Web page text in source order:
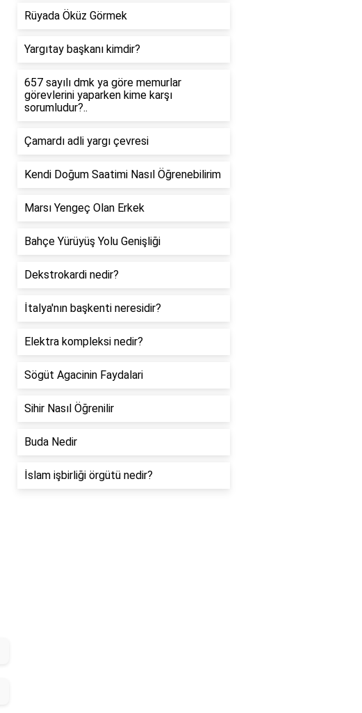
Rüyada Öküz Görmek
Yargıtay başkanı kimdir?
657 sayılı dmk ya göre memurlar
görevlerini yaparken kime karşı
sorumludur?..
Çamardı adli yargı çevresi
Kendi Doğum Saatimi Nasıl Öğrenebilirim
Marsı Yengeç Olan Erkek
Bahçe Yürüyüş Yolu Genişliği
Dekstrokardi nedir?
İtalya'nın başkenti neresidir?
Elektra kompleksi nedir?
Sögüt Agacinin Faydalari
Sihir Nasıl Öğrenilir
Buda Nedir
İslam işbirliği örgütü nedir?